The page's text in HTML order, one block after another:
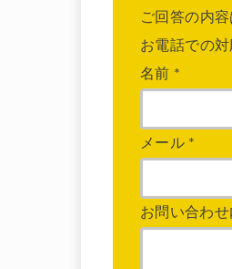
ご回答の内
お電話での
名前 *
メール *
お問い合わせ